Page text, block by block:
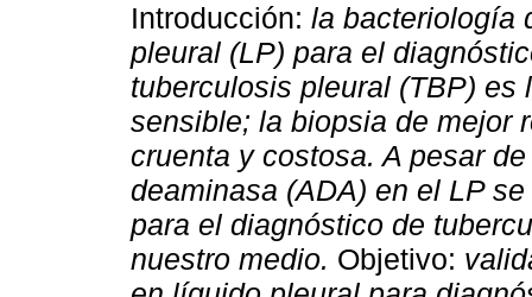
Introducción: la bacteriología
pleural (LP) para el
tuberculosis pleural (TBP) es
sensible; la biopsia de mejor
cruenta y costosa. A pesar
deaminasa (ADA) en el LP
para el diagnóstico de
nuestro medio. Objetivo: